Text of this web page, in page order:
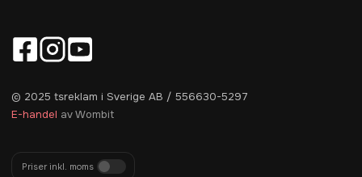
© 2025 tsreklam i Sverige AB / 556630-5297
E-handel av Wombit
Priser inkl. moms